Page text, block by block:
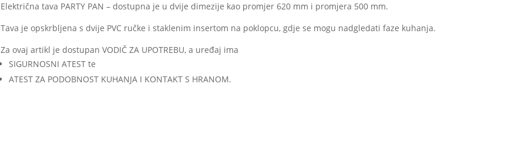
Električna tava PARTY PAN – dostupna je u dvije dimezije kao promjer 620 mm i promjera 500 mm.
Tava je opskrbljena s dvije PVC ručke i staklenim insertom na poklopcu, gdje se mogu nadgledati faze kuhanja.
Za ovaj artikl je dostupan VODIČ ZA UPOTREBU, a uređaj ima
SIGURNOSNI ATEST te
ATEST ZA PODOBNOST KUHANJA I KONTAKT S HRANOM.